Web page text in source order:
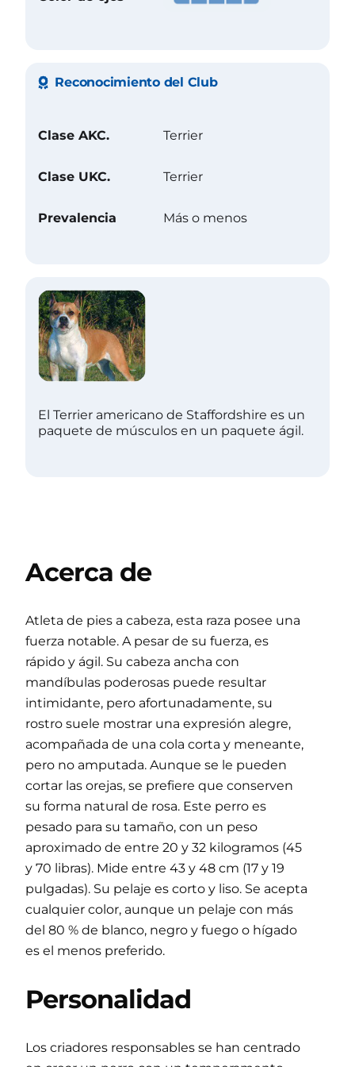
Reconocimiento del Club
Clase AKC. Terrier
Clase UKC. Terrier
Prevalencia Más o menos
El Terrier americano de Staffordshire es un
paquete de músculos en un paquete ágil.
Acerca de
Atleta de pies a cabeza, esta raza posee una
fuerza notable. A pesar de su fuerza, es
rápido y ágil. Su cabeza ancha con
mandíbulas poderosas puede resultar
intimidante, pero afortunadamente, su
rostro suele mostrar una expresión alegre,
acompañada de una cola corta y meneante,
pero no amputada. Aunque se le pueden
cortar las orejas, se prefiere que conserven
su forma natural de rosa. Este perro es
pesado para su tamaño, con un peso
aproximado de entre 20 y 32 kilogramos (45
y 70 libras). Mide entre 43 y 48 cm (17 y 19
pulgadas). Su pelaje es corto y liso. Se acepta
cualquier color, aunque un pelaje con más
del 80 % de blanco, negro y fuego o hígado
es el menos preferido.
Personalidad
Los criadores responsables se han centrado